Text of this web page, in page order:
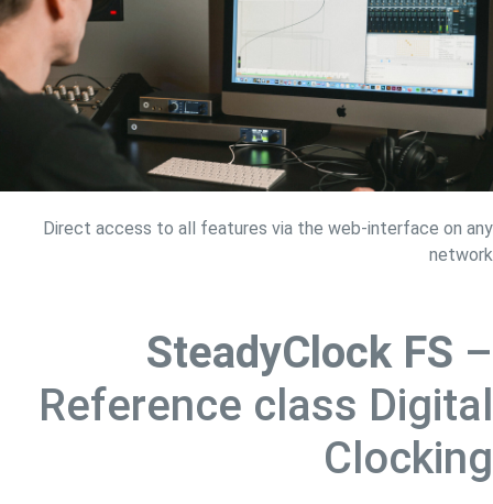
Direct access to all features via the web-interface on any
network
SteadyClock FS –
Reference class Digital
Clocking